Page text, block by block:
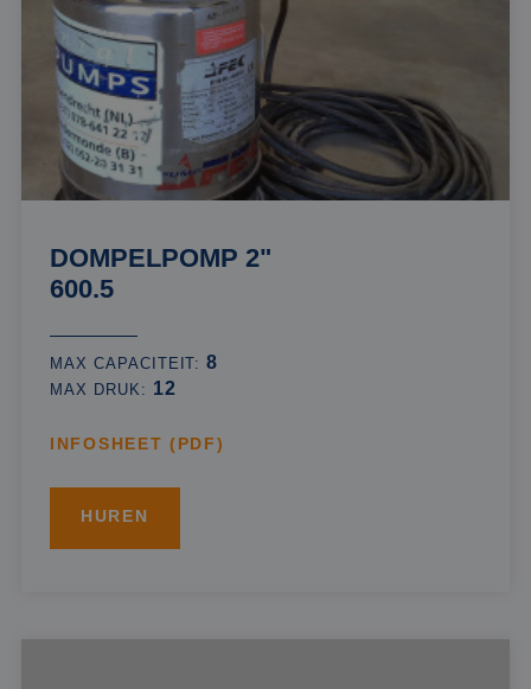
DOMPELPOMP 2"
600.5
MAX CAPACITEIT:8
MAX DRUK: 12
INFOSHEET (PDF)
HUREN